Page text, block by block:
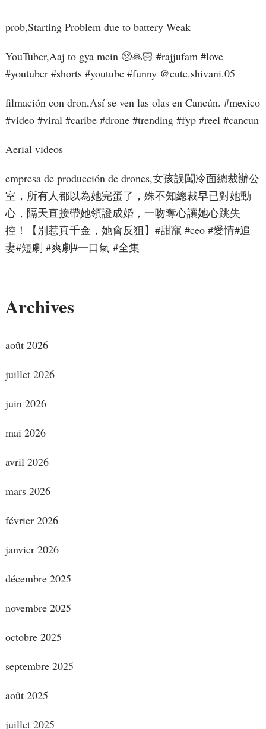
prob,Starting Problem due to battery Weak
YouTuber,Aaj to gya mein 🥺🙏🏻 #rajjufam #love
#youtuber #shorts #youtube #funny ​⁠@cute.shivani.05
filmación con dron,Así se ven las olas en Cancún. #mexico
#video #viral #caribe #drone #trending #fyp #reel #cancun
Aerial videos
empresa de producción de drones,女孩誤闖冷面總裁辦公
室，所有人都以為她完蛋了，殊不知總裁早已對她動
心，隔天直接帶她領證成婚，一吻奪心讓她心跳失
控！【別惹真千金，她會反狙】#甜寵 #ceo #愛情#追
妻#短劇 #爽劇#一口氣 #全集
Archives
août 2026
juillet 2026
juin 2026
mai 2026
avril 2026
mars 2026
février 2026
janvier 2026
décembre 2025
novembre 2025
octobre 2025
septembre 2025
août 2025
juillet 2025